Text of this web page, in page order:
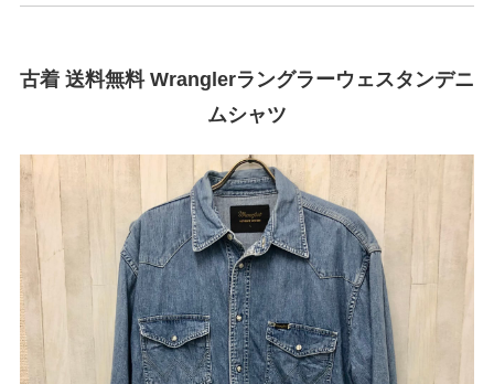
古着 送料無料 Wranglerラングラーウェスタンデニ
ムシャツ